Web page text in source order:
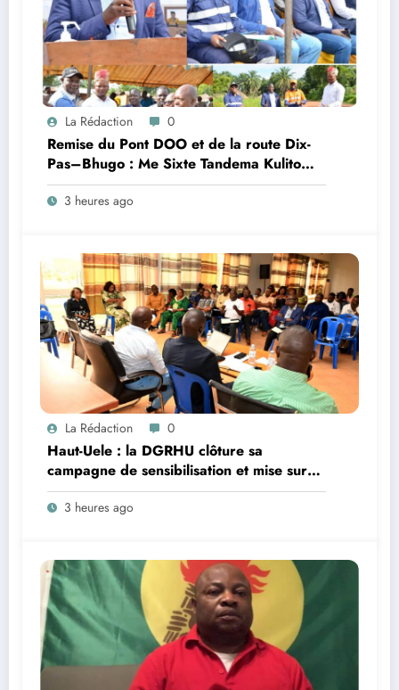
La Rédaction 0
Remise du Pont DOO et de la route Dix-
Pas–Bhugo : Me Sixte Tandema Kulito
appelle les communautés à protéger les
investissements de Kibali Gold Mines S.A
3 heures ago
La Rédaction 0
Haut-Uele : la DGRHU clôture sa
campagne de sensibilisation et mise sur
une mobilisation accrue des recettes
3 heures ago